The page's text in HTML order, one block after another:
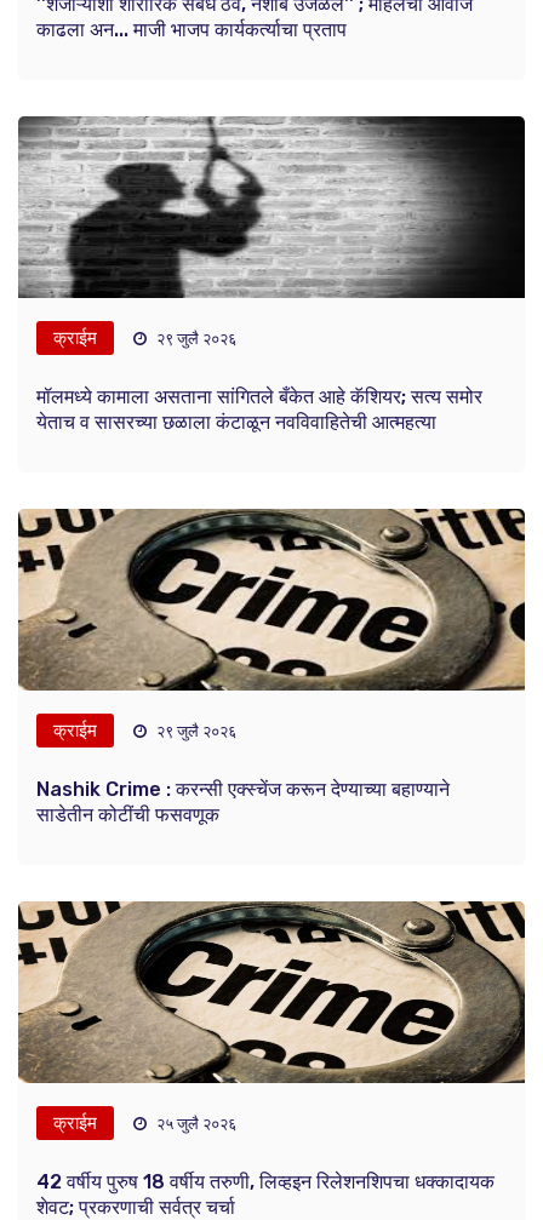
काढला अन... माजी भाजप कार्यकर्त्याचा प्रताप
क्राईम २९ जुलै २०२६
मॉलमध्ये कामाला असताना सांगितले बँकेत आहे कॅशियर; सत्य समोर
येताच व सासरच्या छळाला कंटाळून नवविवाहितेची आत्महत्या
क्राईम २९ जुलै २०२६
Nashik Crime : करन्सी एक्स्चेंज करून देण्याच्या बहाण्याने
साडेतीन कोटींची फसवणूक
क्राईम २५ जुलै २०२६
42 वर्षीय पुरुष 18 वर्षीय तरुणी, लिव्हइन रिलेशनशिपचा धक्कादायक
शेवट; प्रकरणाची सर्वत्र चर्चा